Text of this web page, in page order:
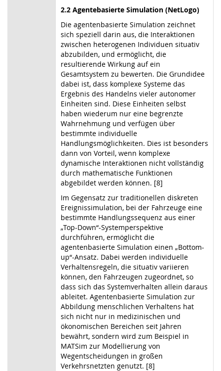
2.2 Agentebasierte Simulation (NetLogo)
Die agentenbasierte Simulation zeichnet
sich speziell darin aus, die Interaktionen
zwischen heterogenen Individuen situativ
abzubilden, und ermöglicht, die
resultierende Wirkung auf ein
Gesamtsystem zu bewerten. Die Grundidee
dabei ist, dass komplexe Systeme das
Ergebnis des Handelns vieler autonomer
Einheiten sind. Diese Einheiten selbst
haben wiederum nur eine begrenzte
Wahrnehmung und verfügen über
bestimmte individuelle
Handlungsmöglichkeiten. Dies ist besonders
dann von Vorteil, wenn komplexe
dynamische Interaktionen nicht vollständig
durch mathematische Funktionen
abgebildet werden können. [8]
Im Gegensatz zur traditionellen diskreten
Ereignissimulation, bei der Fahrzeuge eine
bestimmte Handlungssequenz aus einer
„Top-Down“-Systemperspektive
durchführen, ermöglicht die
agentenbasierte Simulation einen „Bottom-
up“-Ansatz. Dabei werden individuelle
Verhaltensregeln, die situativ variieren
können, den Fahrzeugen zugeordnet, so
dass sich das Systemverhalten allein daraus
ableitet. Agentenbasierte Simulation zur
Abbildung menschlichen Verhaltens hat
sich nicht nur in medizinischen und
ökonomischen Bereichen seit Jahren
bewährt, sondern wird zum Beispiel in
MATSim zur Modellierung von
Wegentscheidungen in großen
Verkehrsnetzten genutzt. [8]